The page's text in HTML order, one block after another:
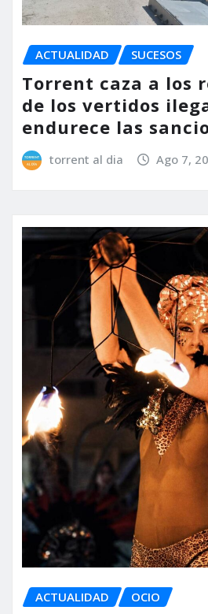
ACTUALIDAD SUCESOS
Torrent caza a los
de los vertidos
endurece las
torrent al dia Ago 7,
ACTUALIDAD OCIO